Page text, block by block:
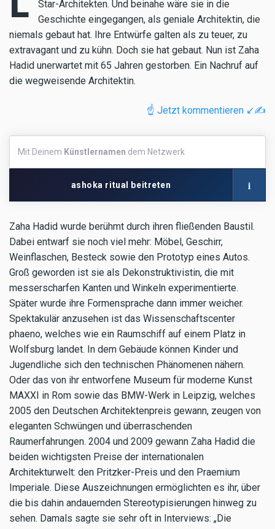
Star-Architekten. Und beinahe wäre sie in die
Geschichte eingegangen, als geniale Architektin, die
niemals gebaut hat. Ihre Entwürfe galten als zu teuer, zu
extravagant und zu kühn. Doch sie hat gebaut. Nun ist Zaha
Hadid unerwartet mit 65 Jahren gestorben. Ein Nachruf auf
die wegweisende Architektin.
☝️ Jetzt kommentieren ↙️✍️
Deinem
Künstlernamen
Mit Deinem Künstlernamen dem Netzwerk
ashoka ritual beitreten i
Zaha Hadid wurde berühmt durch ihren fließenden Baustil.
Dabei entwarf sie noch viel mehr: Möbel, Geschirr,
Weinflaschen, Besteck sowie den Prototyp eines Autos.
Groß geworden ist sie als Dekonstruktivistin, die mit
messerscharfen Kanten und Winkeln experimentierte.
Später wurde ihre Formensprache dann immer weicher.
Spektakulär anzusehen ist das Wissenschaftscenter
phaeno, welches wie ein Raumschiff auf einem Platz in
Wolfsburg landet. In dem Gebäude können Kinder und
Jugendliche sich den technischen Phänomenen nähern.
Oder das von ihr entworfene Museum für moderne Kunst
MAXXI in Rom sowie das BMW-Werk in Leipzig, welches
2005 den Deutschen Architektenpreis gewann, zeugen von
eleganten Schwüngen und überraschenden
Raumerfahrungen. 2004 und 2009 gewann Zaha Hadid die
beiden wichtigsten Preise der internationalen
Architekturwelt: den Pritzker-Preis und den Praemium
Imperiale. Diese Auszeichnungen ermöglichten es ihr, über
die bis dahin andauernden Stereotypisierungen hinweg zu
sehen. Damals sagte sie sehr oft in Interviews: „Die